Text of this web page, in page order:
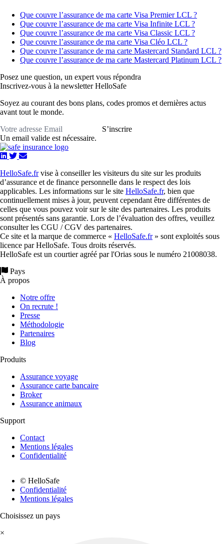
Que couvre l’assurance de ma carte Visa Premier LCL ?
Que couvre l’assurance de ma carte Visa Infinite LCL ?
Que couvre l’assurance de ma carte Visa Classic LCL ?
Que couvre l’assurance de ma carte Visa Cléo LCL ?
Que couvre l’assurance de ma carte Mastercard Standard LCL ?
Que couvre l’assurance de ma carte Mastercard Platinum LCL ?
Posez une question, un expert vous répondra
Inscrivez-vous à la newsletter HelloSafe
Soyez au courant des bons plans, codes promos et dernières actus
avant tout le monde.
S’inscrire
Un email valide est nécessaire.
HelloSafe.frvise à conseiller les visiteurs du site sur les produits
d’assurance et de finance personnelle dans le respect des lois
applicables. Les informations sur le site HelloSafe.fr, bien que
continuellement mises à jour, peuvent cependant être différentes de
celles que vous pouvez voir sur le site des partenaires. Les produits
sont présentés sans garantie. Lors de l’évaluation des offres, veuillez
consulter les CGU / CGV des partenaires.
Ce site et la marque de commerce « HelloSafe.fr» sont exploités sous
licence par HelloSafe. Tous droits réservés.
HelloSafe est un courtier agréé par l'Orias sous le numéro 21008038.
Pays
À propos
Notre offre
On recrute !
Presse
Méthodologie
Partenaires
Blog
Produits
Assurance voyage
Assurance carte bancaire
Broker
Assurance animaux
Support
Contact
Mentions légales
Confidentialité
© HelloSafe
Confidentialité
Mentions légales
Choisissez un pays
×